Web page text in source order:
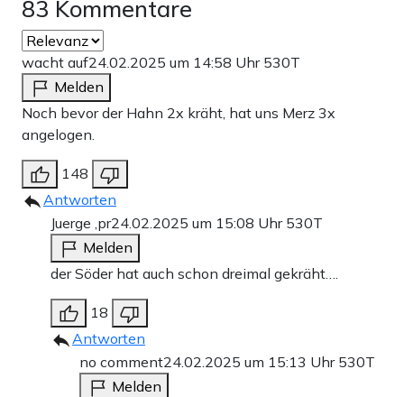
83 Kommentare
wacht auf24.02.2025 um 14:58 Uhr 530T
Melden
Noch bevor der Hahn 2x kräht, hat uns Merz 3x
angelogen.
148
Antworten
Juerge ,pr24.02.2025 um 15:08 Uhr 530T
Melden
der Söder hat auch schon dreimal gekräht….
18
Antworten
no comment24.02.2025 um 15:13 Uhr 530T
Melden